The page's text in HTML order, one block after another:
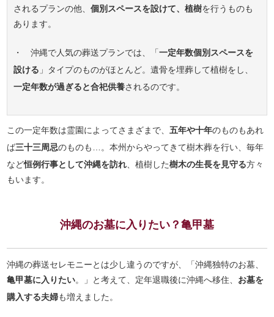
されるプランの他、個別スペースを設けて、植樹を行うものも
あります。
・ 沖縄で人気の葬送プランでは、「一定年数個別スペースを
設ける 」タイプのものがほとんど。遺骨を埋葬して植樹をし、
一定年数が過ぎると合祀供養されるのです。
この一定年数は霊園によってさまざまで、五年や十年のものもあれ
ば三十三周忌のものも…。本州からやってきて樹木葬を行い、毎年
など恒例行事として沖縄を訪れ、植樹した樹木の生長を見守る方々
もいます。
沖縄のお墓に入りたい？亀甲墓
沖縄の葬送セレモニーとは少し違うのですが、「沖縄独特のお墓、
亀甲墓に入りたい。」と考えて、定年退職後に沖縄へ移住、 お墓を
購入する夫婦も増えました。